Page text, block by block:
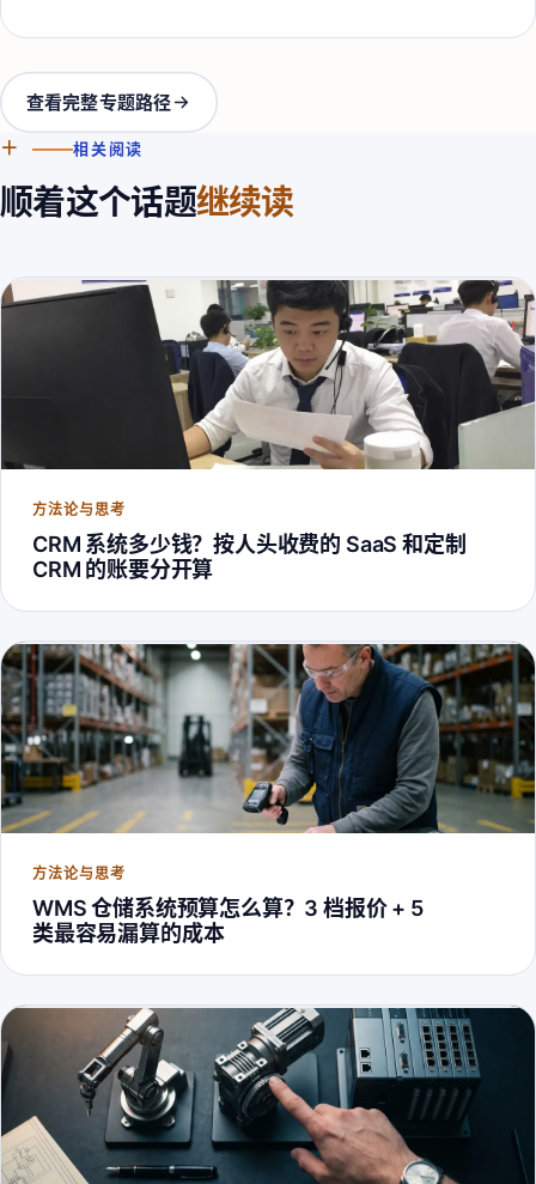
查看完整专题路径
＋
相关阅读
顺着这个话题继续读
方法论与思考
CRM 系统多少钱？按人头收费的 SaaS 和定制
CRM 的账要分开算
方法论与思考
WMS 仓储系统预算怎么算？3 档报价 + 5
类最容易漏算的成本